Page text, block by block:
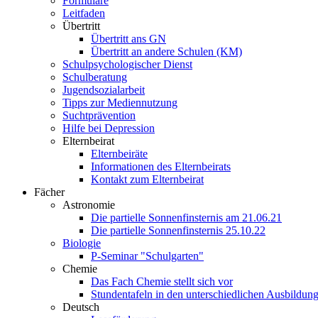
Leitfaden
Übertritt
Übertritt ans GN
Übertritt an andere Schulen (KM)
Schulpsychologischer Dienst
Schulberatung
Jugendsozialarbeit
Tipps zur Mediennutzung
Suchtprävention
Hilfe bei Depression
Elternbeirat
Elternbeiräte
Informationen des Elternbeirats
Kontakt zum Elternbeirat
Fächer
Astronomie
Die partielle Sonnenfinsternis am 21.06.21
Die partielle Sonnenfinsternis 25.10.22
Biologie
P-Seminar "Schulgarten"
Chemie
Das Fach Chemie stellt sich vor
Stundentafeln in den unterschiedlichen
Deutsch